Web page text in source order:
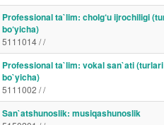
Professional ta`lim: cholg‘u ijrochiligi
bo‘yicha)
5111014 / /
Professional ta`lim: vokal san`ati (turlari
bo`yicha)
5111002 / /
San`atshunoslik: musiqashunoslik